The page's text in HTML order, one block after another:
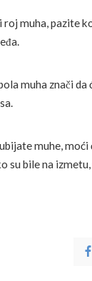
muha, pazite
muha znači
muhe,
su bile na